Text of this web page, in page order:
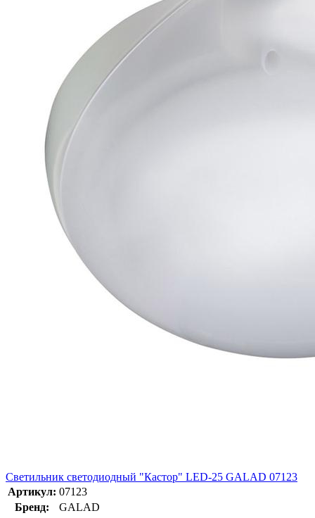
Светильник светодиодный "Кастор" LED-25 GALAD 07123
Артикул: 07123
Бренд:
GALAD